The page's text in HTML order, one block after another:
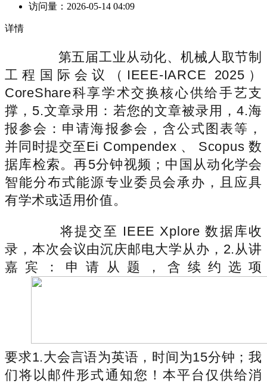
访问量： 2026-05-14 04:09
详情
第五届工业从动化、机械人取节制
工程国际会议（IEEE-IARCE 2025）
CoreShare科享学术交换核心供给手艺支
撑，5.文章录用：若您的文章被录用，4.海
报参会：申请海报参会，含公式图表等，
并同时提交至Ei Compendex 、 Scopus 数
据库检索。再5分钟视频；中国从动化学会
智能分布式能源专业委员会承办，且应具
有学术或适用价值。
将提交至 IEEE Xplore 数据库收
录，本次会议由沉庆邮电大学从办，2.从讲
嘉宾：申请从题，含续约选项
要求1.大会言语为英语，时间为15分钟；我
们将以邮件形式通知您！本平台仅供给消